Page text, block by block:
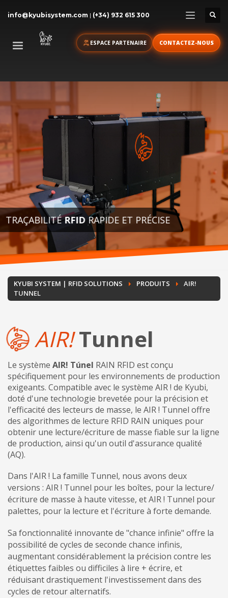
info@kyubisystem.com | (+34) 932 615 300
ESPACE PARTENAIRE CONTACTEZ-NOUS
TRAÇABILITÉRFID RAPIDE ET PRÉCISE
KYUBI SYSTEM | RFID SOLUTIONS PRODUITS
AIR!
TUNNEL
AIR! Tunnel
Le système AIR! Túnel RAIN RFID est conçu
spécifiquement pour les environnements de production
exigeants. Compatible avec le système AIR ! de Kyubi,
doté d'une technologie brevetée pour la précision et
l'efficacité des lecteurs de masse, le AIR ! Tunnel offre
des algorithmes de lecture RFID RAIN uniques pour
obtenir une lecture/écriture de masse fiable sur la ligne
de production, ainsi qu'un outil d'assurance qualité
(AQ).
Dans l'AIR ! La famille Tunnel, nous avons deux
versions : AIR ! Tunnel pour les boîtes, pour la lecture/
écriture de masse à haute vitesse, et AIR ! Tunnel pour
palettes, pour la lecture et l'écriture à forte demande.
Sa fonctionnalité innovante de "chance infinie" offre la
possibilité de cycles de seconde chance infinis,
augmentant considérablement la précision contre les
étiquettes faibles ou difficiles à lire + écrire, et
réduisant drastiquement l'investissement dans des
cycles de retour alternatifs.